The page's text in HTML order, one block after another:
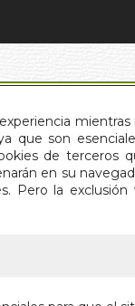
que son
de terceros
en su
Pero la
QUIÉNES